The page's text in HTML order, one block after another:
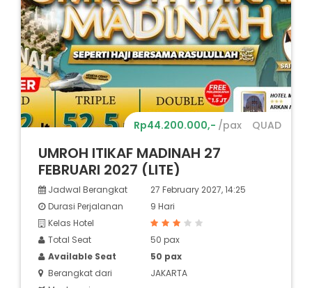
UMROH ITIKAF MADINAH 27
FEBRUARI 2027 (LITE)
Rp44.200.000,- /pax QUAD
Jadwal Berangkat
27 February 2027, 14:25
Durasi Perjalanan
9 Hari
Kelas Hotel
Total Seat
50 pax
Available Seat
50 pax
Berangkat dari
JAKARTA